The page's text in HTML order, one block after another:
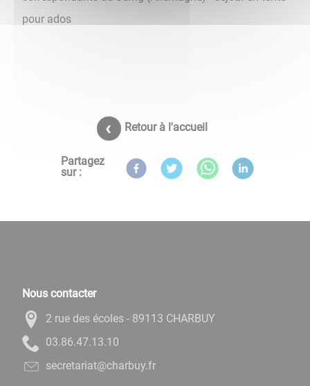
pour ados
Retour à l'accueil
Partagez
sur :
Nous contacter
2 rue des écoles - 89113 CHARBUY
01.31.74.68.30
rf.yubrahc@tairaterces